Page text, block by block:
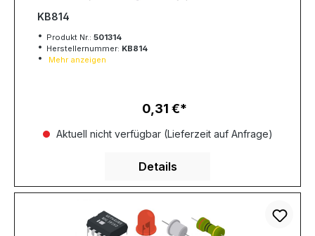
KB814
Produkt Nr.: 501314
Herstellernummer: KB814
Mehr anzeigen
Regulärer Preis:
0,31 €
Aktuell nicht verfügbar (Lieferzeit auf Anfrage)
Details